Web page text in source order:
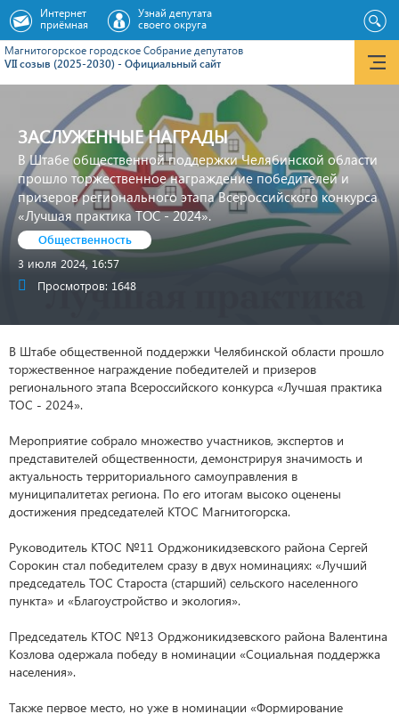
Магнитогорское городское Cобрание депутатов
VII созыв (2025-2030) - Официальный сайт
Интернет
приёмная
Узнай депутата
своего округа
ЗАСЛУЖЕННЫЕ НАГРАДЫ
В Штабе общественной поддержки Челябинской области
прошло торжественное награждение победителей и
призеров регионального этапа Всероссийского конкурса
«Лучшая практика ТОС - 2024».
Общественность
3 июля 2024, 16:57
Просмотров: 1648
В Штабе общественной поддержки Челябинской области прошло
торжественное награждение победителей и призеров
регионального этапа Всероссийского конкурса «Лучшая практика
ТОС - 2024».
Мероприятие собрало множество участников, экспертов и
представителей общественности, демонстрируя значимость и
актуальность территориального самоуправления в
муниципалитетах региона. По его итогам высоко оценены
достижения председателей КТОС Магнитогорска.
Руководитель КТОС №11 Орджоникидзевского района Сергей
Сорокин стал победителем сразу в двух номинациях: «Лучший
председатель ТОС Староста (старший) сельского населенного
пункта» и «Благоустройство и экология».
Председатель КТОС №13 Орджоникидзевского района Валентина
Козлова одержала победу в номинации «Социальная поддержка
населения».
Также первое место, но уже в номинации «Формирование